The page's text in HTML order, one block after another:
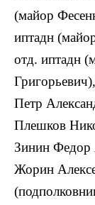
(майор
иптадн
отд. иптадн
Петр
Плешков
Зинин Федор
Жорин